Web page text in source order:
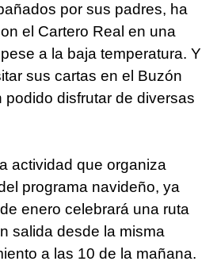
por sus padres, ha
el Cartero Real en una
a la baja temperatura. Y
sus cartas en el Buzón
podido disfrutar de diversas
actividad que organiza
programa navideño, ya
enero celebrará una ruta
salida desde la misma
a las 10 de la mañana.